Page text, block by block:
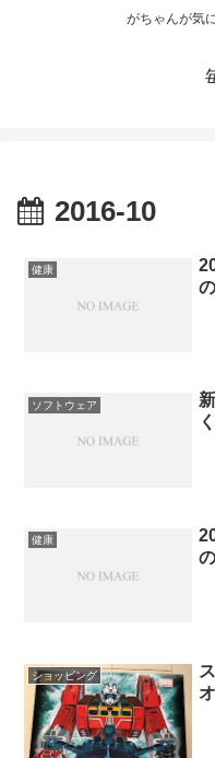
がちゃんが気
2016-10
健康
ソフトウェア
健康
ショッピング